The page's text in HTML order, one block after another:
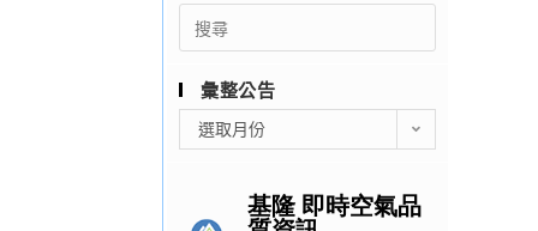
Search
for:
彙整公告
整
選取月份